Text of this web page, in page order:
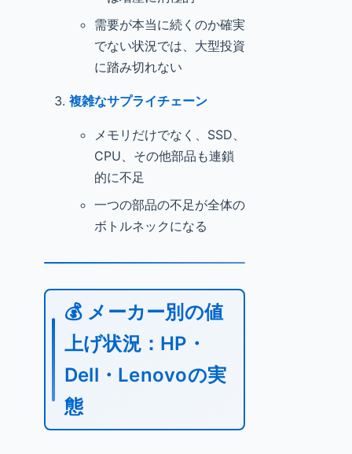
需要が本当に続くのか確実
でない状況では、大型投資
に踏み切れない
複雑なサプライチェーン
メモリだけでなく、SSD、
CPU、その他部品も連鎖
的に不足
一つの部品の不足が全体の
ボトルネックになる
💰 メーカー別の値
上げ状況：HP・
Dell・Lenovoの実
態